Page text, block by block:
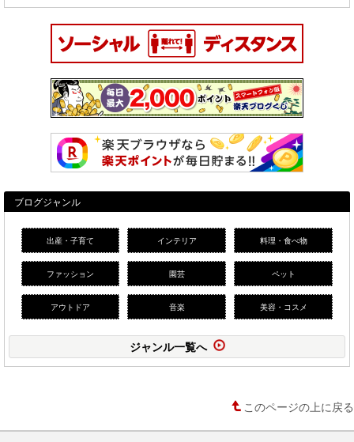
ブログジャンル
出産・子育て インテリア 料理・食べ物
ファッション 園芸 ペット
アウトドア 音楽 美容・コスメ
ジャンル一覧へ
このページの上に戻る